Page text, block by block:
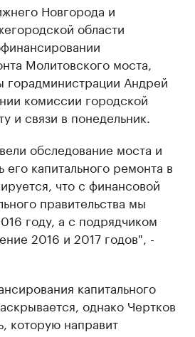
Новгорода и
области
Молитовского моста,
горадминистрации Андрей
комиссии городской
и связи в понедельник.
обследование моста и
капитального ремонта в
что с финансовой
правительства мы
году, а с подрядчиком
2016 и 2017 годов", -
капитального
однако Чертков
которую направит